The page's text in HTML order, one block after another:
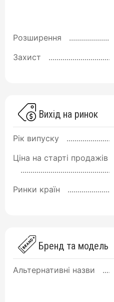
Розширення
Захист
Вихід на ринок
Рік випуску
Ціна на старті продажів
Ринки країн
Бренд та модель
Альтернативні назви